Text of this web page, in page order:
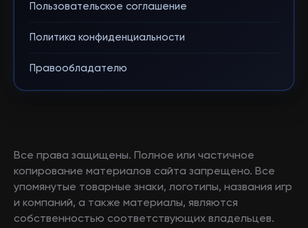
Пользовательское соглашение
Политика конфиденциальности
Правообладателю
Все права защищены. Полное или частичное
копирование материалов сайта запрещено. Все
упомянутые товарные знаки, логотипы, названия игр
и компаний, а также материалы, являются
собственностью соответствующих владельцев.